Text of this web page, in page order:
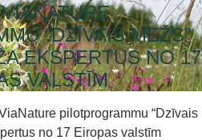
“DZĪVAIS MEŽS”
EKSPERTUS NO 17
VALSTĪM
pilotprogrammu “Dzīvais
no 17 Eiropas valstīm